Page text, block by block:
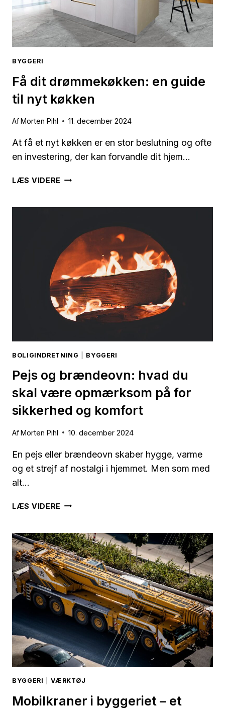
BYGGERI
Få dit drømmekøkken: en guide
til nyt køkken
AfMorten Pihl 11. december 2024
At få et nyt køkken er en stor beslutning og ofte
en investering, der kan forvandle dit hjem…
LÆS VIDERE FÅ
NYT
KØKKEN
BOLIGINDRETNING BYGGERI
Pejs og brændeovn: hvad du
skal være opmærksom på for
sikkerhed og komfort
AfMorten Pihl 10. december 2024
En pejs eller brændeovn skaber hygge, varme
og et strejf af nostalgi i hjemmet. Men som med
alt…
LÆS VIDERE PEJS
HVAD
DU
SKAL
VÆRE
OPMÆRKSOM
PÅ
FOR
SIKKERHED
KOMFORT
BYGGERI |VÆRKTØJ
Mobilkraner i byggeriet – et